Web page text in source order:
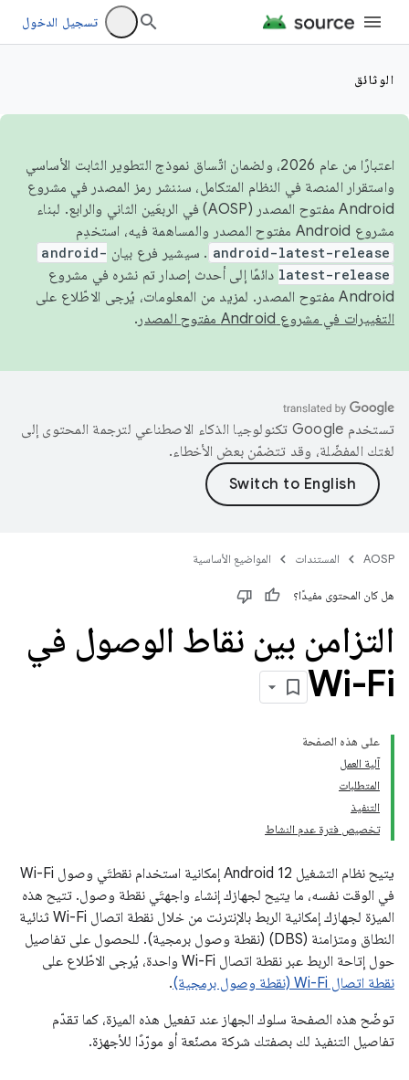
تسجيل الدخول
الوثائق
اعتبارًا من عام 2026، ولضمان اتّساق نموذج التطوير الثابت الأساسي
واستقرار المنصة في النظام المتكامل، سننشر رمز المصدر في مشروع
Android مفتوح المصدر (AOSP) في الربعَين الثاني والرابع. لبناء
مشروع Android مفتوح المصدر والمساهمة فيه، استخدِم
android-latest-release . سيشير فرع بيان android-
latest-release دائمًا إلى أحدث إصدار تم نشره في مشروع
Android مفتوح المصدر. لمزيد من المعلومات، يُرجى الاطّلاع على
التغييرات في مشروع Android مفتوح المصدر
.
تستخدم Google تكنولوجيا الذكاء الاصطناعي لترجمة المحتوى إلى
لغتك المفضّلة، وقد تتضمّن بعض الأخطاء.
AOSP المستندات المواضيع الأساسية
هل كان المحتوى مفيدًا؟
التزامن بين نقاط الوصول في
Wi-Fi
على هذه الصفحة
آلية العمل
المتطلبات
التنفيذ
تخصيص فترة عدم النشاط
يتيح نظام التشغيل Android 12 إمكانية استخدام نقطتَي وصول Wi-Fi
في الوقت نفسه، ما يتيح لجهازك إنشاء واجهتَي نقطة وصول. تتيح هذه
الميزة لجهازك إمكانية الربط بالإنترنت من خلال نقطة اتصال Wi-Fi ثنائية
النطاق ومتزامنة (DBS) (نقطة وصول برمجية). للحصول على تفاصيل
حول إتاحة الربط عبر نقطة اتصال Wi-Fi واحدة، يُرجى الاطّلاع على
نقطة اتصال Wi-Fi (نقطة وصول برمجية)
.
توضّح هذه الصفحة سلوك الجهاز عند تفعيل هذه الميزة، كما تقدّم
تفاصيل التنفيذ لك بصفتك شركة مصنّعة أو مورّدًا للأجهزة.